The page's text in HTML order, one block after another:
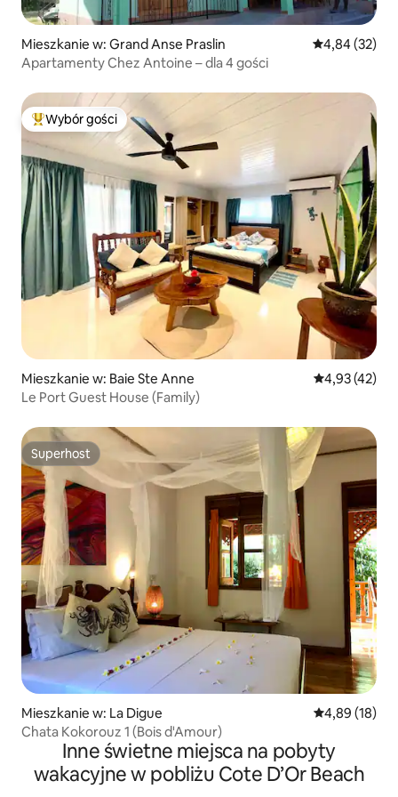
Mieszkanie w: Grand Anse Praslin Średnia
4,84 (32)
Apartamenty Chez Antoine – dla 4 gości
Najpopularniejsze z kategorii Wybór gości
Wybór gości
Mieszkanie w: Baie Ste Anne Średnia
4,93 (42)
Le Port Guest House (Family)
Superhost
Superhost
Mieszkanie w: La Digue Średnia
4,89 (18)
Chata Kokorouz 1 (Bois d'Amour)
Inne świetne miejsca na pobyty
wakacyjne w pobliżu Cote D’Or Beach